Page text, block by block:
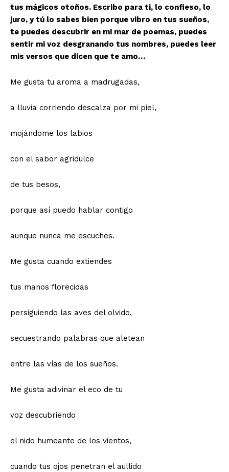
tus mágicos otoños. Escribo para ti, lo confieso, lo
juro, y tú lo sabes bien porque vibro en tus sueños,
te puedes descubrir en mi mar de poemas, puedes
sentir mi voz desgranando tus nombres, puedes leer
mis versos que dicen que te amo…
Me gusta tu aroma a madrugadas,
a lluvia corriendo descalza por mi piel,
mojándome los labios
con el sabor agridulce
de tus besos,
porque así puedo hablar contigo
aunque nunca me escuches.
Me gusta cuando extiendes
tus manos florecidas
persiguiendo las aves del olvido,
secuestrando palabras que aletean
entre las vías de los sueños.
Me gusta adivinar el eco de tu
voz descubriendo
el nido humeante de los vientos,
cuando tus ojos penetran el aullido